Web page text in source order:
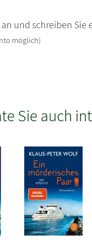
und schreiben Sie
möglich)
Sie auch